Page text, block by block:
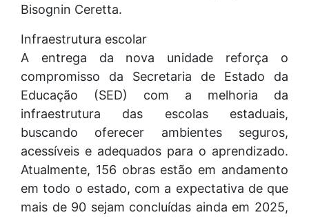
Bisognin Ceretta.
Infraestrutura escolar
A entrega da nova unidade reforça o
compromisso da Secretaria de Estado da
Educação (SED) com a melhoria da
infraestrutura das escolas estaduais,
buscando oferecer ambientes seguros,
acessíveis e adequados para o aprendizado.
Atualmente, 156 obras estão em andamento
em todo o estado, com a expectativa de que
mais de 90 sejam concluídas ainda em 2025,